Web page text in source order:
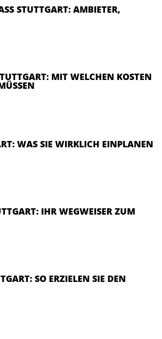
STUTTGART: AMBIETER, M
MIT WELCHEN KOSTEN
WAS SIE WIRKLICH EINPLANEN
IHR WEGWEISER ZUM
SO ERZIELEN SIE DEN